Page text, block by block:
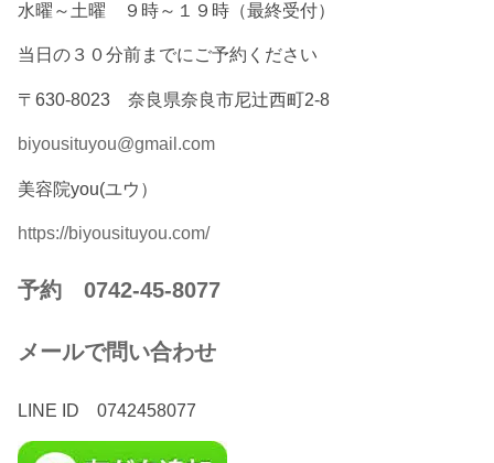
水曜～土曜 ９時～１９時（最終受付）
当日の３０分前までにご予約ください
〒630-8023 奈良県奈良市尼辻西町2-8
biyousituyou@gmail.com
美容院you(ユウ）
https://biyousituyou.com/
予約 0742-45-8077
メールで問い合わせ
LINE ID 0742458077